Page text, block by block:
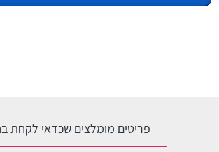
פריטים מומלצים שכדאי לקחת